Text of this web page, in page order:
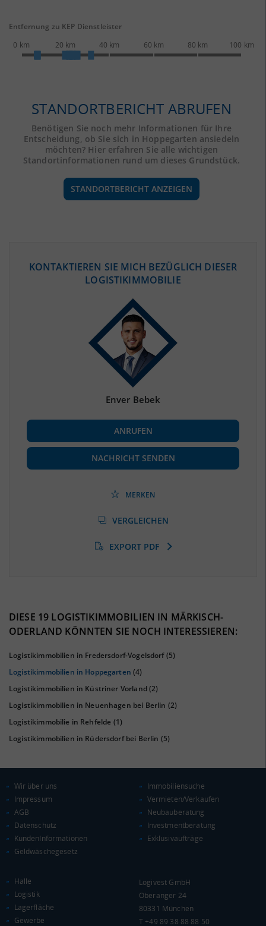
Entfernung zu KEP Dienstleister
0 km
20 km 40 km 60 km 80 km 100 km
STANDORTBERICHT ABRUFEN
Benötigen Sie noch mehr Informationen für Ihre
Entscheidung, ob Sie sich in Hoppegarten ansiedeln
möchten? Hier erfahren Sie alle wichtigen
Standortinformationen rund um dieses Grundstück.
STANDORTBERICHT ANZEIGEN
(STAND: 12/2019)
(Landkreis / Kreisfreie Stadt)
BESCHÄFTIGUNG
Beschäftigte
(Landkreis / Kreisfreie Stadt)
77.104
(Landkreis / Kreisfreie Stadt)
(Stand: 01/2020)
Euro pro Kopf
(Landkreis / Kreisfreie Stadt)
Kaufkraftindex
(Landkreis / Kreisfreie Stadt)
KAUFKRAFT - EURO PRO KOPF
Bundesland
KONTAKTIEREN SIE MICH BEZÜGLICH DIESER
LOGISTIKIMMOBILIE
Enver Bebek
ANRUFEN
NACHRICHT SENDEN
MERKEN
VERGLEICHEN
EXPORT PDF
DIESE 19 LOGISTIKIMMOBILIEN IN MÄRKISCH-
ODERLAND KÖNNTEN SIE NOCH INTERESSIEREN:
Logistikimmobilien in Fredersdorf-Vogelsdorf(5)
Logistikimmobilien in Hoppegarten (4)
Logistikimmobilien in Küstriner Vorland(2)
Logistikimmobilien in Neuenhagen bei Berlin (2)
Logistikimmobilie in Rehfelde (1)
Logistikimmobilien in Rüdersdorf bei Berlin (5)
Wir über uns
Impressum
AGB
Datenschutz
KundenInformationen
Geldwäschegesetz
Immobiliensuche
Vermieten/Verkaufen
Neubauberatung
Investmentberatung
Exklusivaufträge
Halle
Logistik
Lagerfläche
Gewerbe
Logivest GmbH
Oberanger 24
80331 München
T +49 89 38 88 88 50